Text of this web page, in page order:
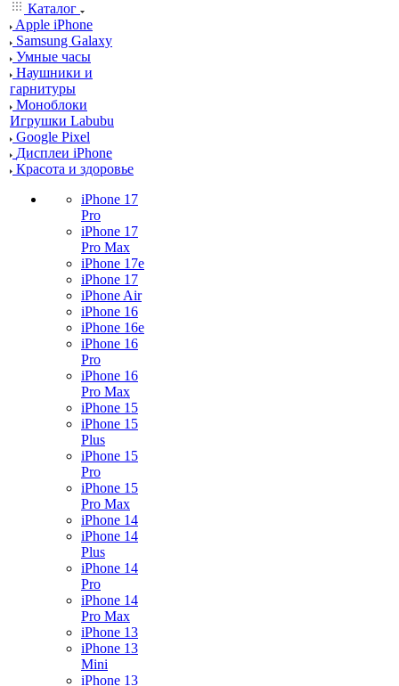
Каталог
Apple iPhone
Samsung Galaxy
Умные часы
Наушники и
гарнитуры
Моноблоки
Игрушки Labubu
Google Pixel
Дисплеи iPhone
Красота и здоровье
iPhone 17
Pro
iPhone 17
Pro Max
iPhone 17e
iPhone 17
iPhone Air
iPhone 16
iPhone 16e
iPhone 16
Pro
iPhone 16
Pro Max
iPhone 15
iPhone 15
Plus
iPhone 15
Pro
iPhone 15
Pro Max
iPhone 14
iPhone 14
Plus
iPhone 14
Pro
iPhone 14
Pro Max
iPhone 13
iPhone 13
Mini
iPhone 13